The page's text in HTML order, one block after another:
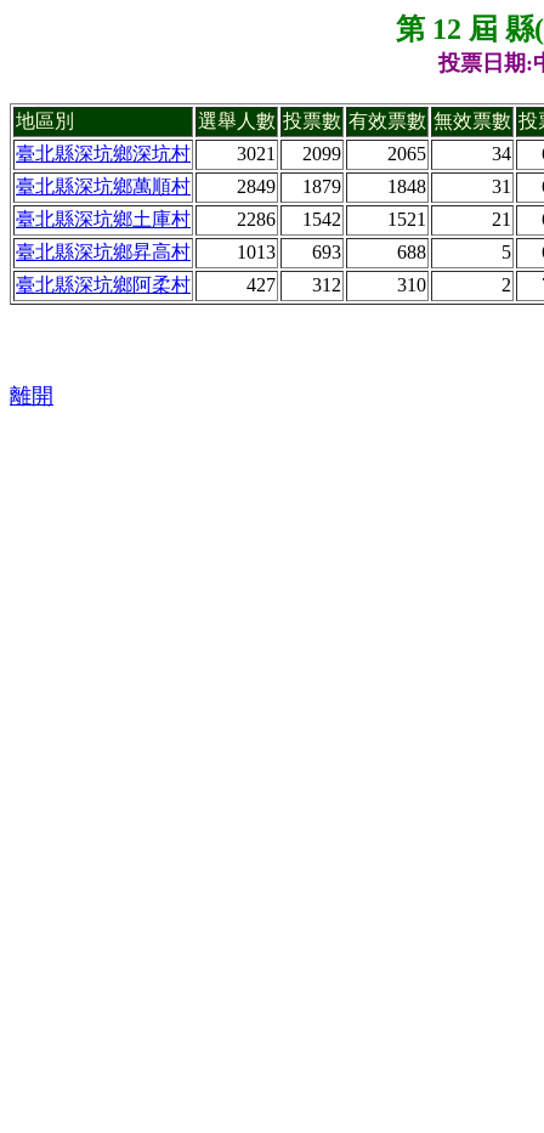
第 12 屆
投票日期:
地區別 選舉人數 投票數 有效票數 無效票數 投
臺北縣深坑鄉深坑村
3021 2099 2065 34
臺北縣深坑鄉萬順村
2849 1879 1848 31
臺北縣深坑鄉土庫村
2286 1542 1521 21
臺北縣深坑鄉昇高村
1013 693 688 5
臺北縣深坑鄉阿柔村
427 312 310 2
離開